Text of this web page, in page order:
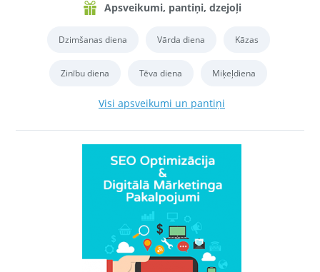
Apsveikumi, pantiņi, dzejoļi
Dzimšanas diena Vārda diena Kāzas
Zinību diena Tēva diena Miķeļdiena
Visi apsveikumi un pantiņi